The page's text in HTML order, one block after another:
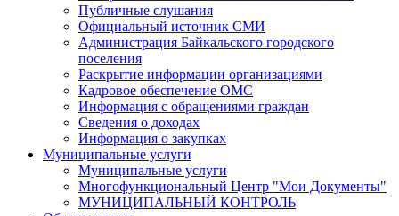
Публичные слушания
Официальный источник СМИ
Администрация Байкальского городского
поселения
Раскрытие информации организациями
Кадровое обеспечение ОМС
Информация с обращениями граждан
Сведения о доходах
Информация о закупках
Муниципальные услуги
Муниципальные услуги
Многофункциональный Центр "Мои Документы"
МУНИЦИПАЛЬНЫЙ КОНТРОЛЬ